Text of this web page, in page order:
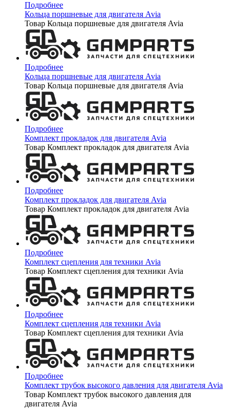
Подробнее
Кольца поршневые для двигателя Avia
Товар Кольца поршневые для двигателя Avia
Подробнее
Кольца поршневые для двигателя Avia
Товар Кольца поршневые для двигателя Avia
Подробнее
Комплект прокладок для двигателя Avia
Товар Комплект прокладок для двигателя Avia
Подробнее
Комплект прокладок для двигателя Avia
Товар Комплект прокладок для двигателя Avia
Подробнее
Комплект сцепления для техники Avia
Товар Комплект сцепления для техники Avia
Подробнее
Комплект сцепления для техники Avia
Товар Комплект сцепления для техники Avia
Подробнее
Комплект трубок высокого давления для двигателя Avia
Товар Комплект трубок высокого давления для
двигателя Avia